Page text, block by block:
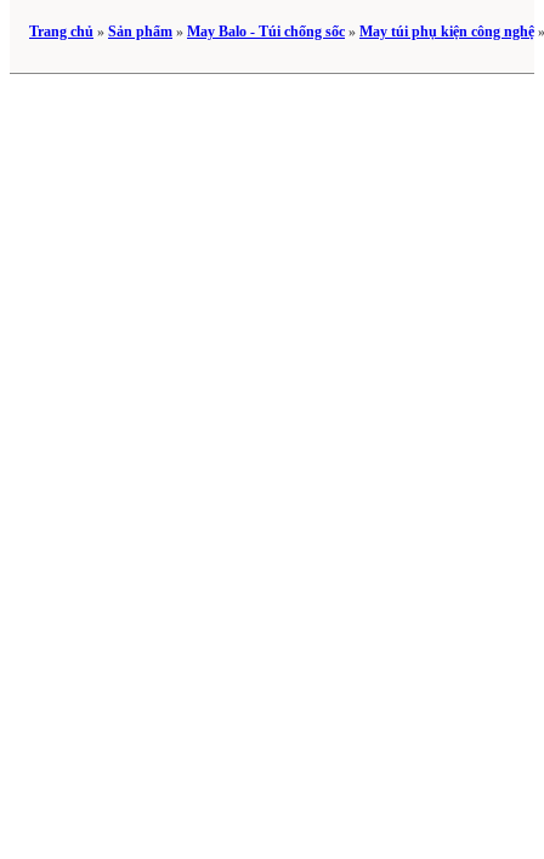
Trang chủ » Sản phẩm » May Balo - Túi chống sốc » May túi phụ kiện công nghệ